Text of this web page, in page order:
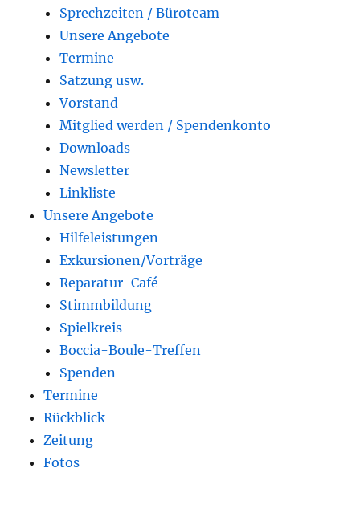
Sprechzeiten / Büroteam
Unsere Angebote
Termine
Satzung usw.
Vorstand
Mitglied werden / Spendenkonto
Downloads
Newsletter
Linkliste
Unsere Angebote
Hilfeleistungen
Exkursionen/Vorträge
Reparatur-Café
Stimmbildung
Spielkreis
Boccia-Boule-Treffen
Spenden
Termine
Rückblick
Zeitung
Fotos